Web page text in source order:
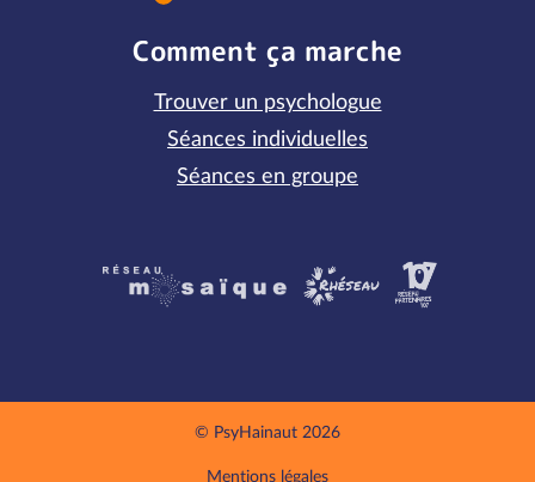
Comment ça marche
Trouver un psychologue
Séances individuelles
Séances en groupe
Partenaires
© PsyHainaut 2026
Mentions légales